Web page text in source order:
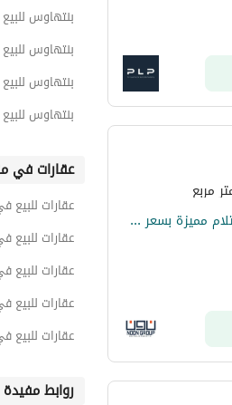
اقل سعر بنتهاوس ريسيل بحري جاهزة للاستلام مميزة بسعر مغرٍ للغاية للبيع في سراي المرحلة الأولى
بنتهاوس
بنتهاوس
بنتهاوس
بنتهاوس
بنتهاوس
عقارات في
عقارات للبيع
عقارات للبيع
عقارات للبيع
عقارات للبيع
عقارات للبيع
روابط مفيدة